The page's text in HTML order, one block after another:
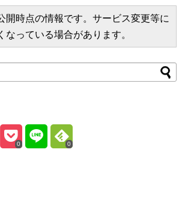
開時点の情報です。サービス変更等に
なっている場合があります。
0 0